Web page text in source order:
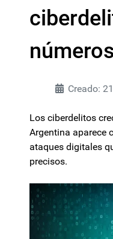
números
Creado:
Los ciberdelitos
Argentina aparece
ataques digitales
precisos.